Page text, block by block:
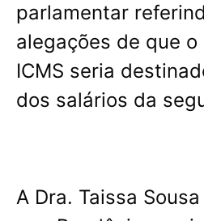
parlamentar
alegações de que
ICMS seria
dos salários da
A Dra. Taissa